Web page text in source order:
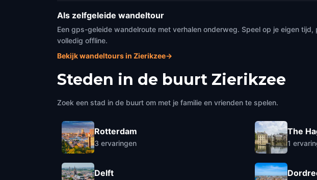
Als zelfgeleide wandeltour
Een gps-geleide wandelroute met verhalen onderweg. Speel op je eigen
volledig offline.
Bekijk wandeltours in Zierikzee→
Steden in de buurt Zierikzee
Zoek een stad in de buurt om met je familie en vrienden te spelen.
Rotterdam
3 ervaringen
Delft
The
1